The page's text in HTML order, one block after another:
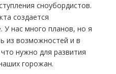
сноубордистов.
создается
У нас много планов, но я
из возможностей и в
нужно для развития
горожан.